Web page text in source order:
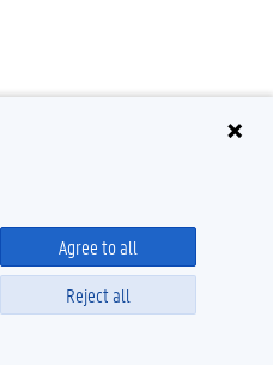
Agree to all
Reject all